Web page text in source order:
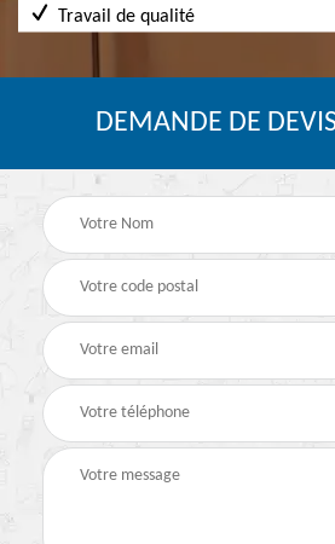
Travail de qualité
DEMANDE DE